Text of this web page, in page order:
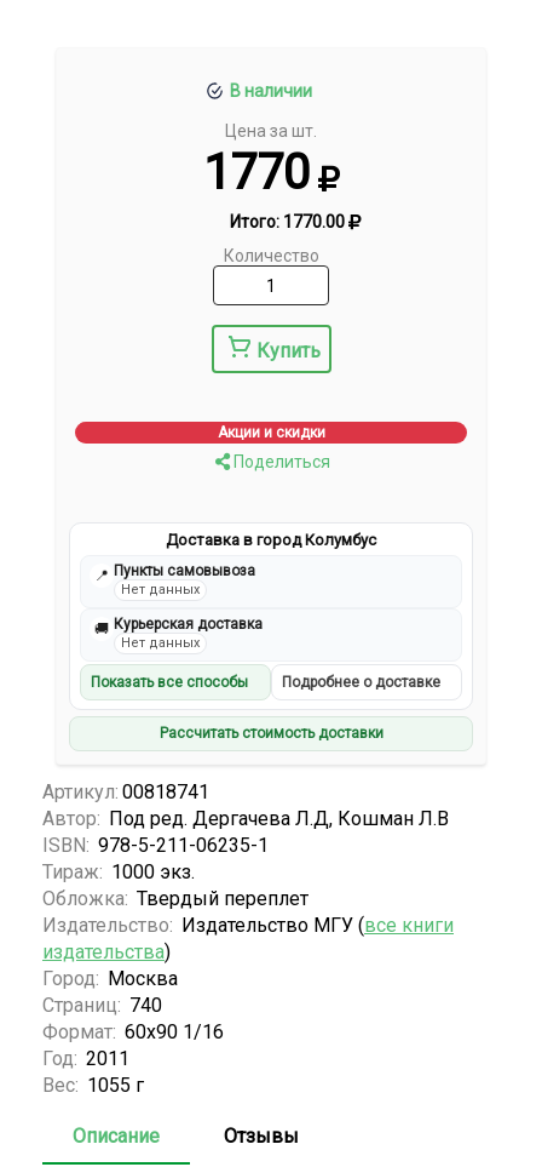
В наличии
Цена за шт.
1770
Итого: 1770.00
Количество
Купить
Акции и скидки
Поделиться
Доставка в город Колумбус
📍 Пункты самовывоза
Нет данных
🚚 Курьерская доставка
Нет данных
Показать все способы Подробнее о доставке
Рассчитать стоимость доставки
Артикул: 00818741
Автор: Под ред. Дергачева Л.Д, Кошман Л.В
ISBN: 978-5-211-06235-1
Тираж: 1000 экз.
Обложка: Твердый переплет
Издательство: Издательство МГУ (все книги
издательства)
Город: Москва
Страниц: 740
Формат: 60х90 1/16
Год: 2011
Вес: 1055 г
Описание Отзывы